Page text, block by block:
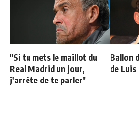
"Si tu mets le maillot du
Real Madrid un jour,
j'arrête de te parler"
Ballon
de Luis